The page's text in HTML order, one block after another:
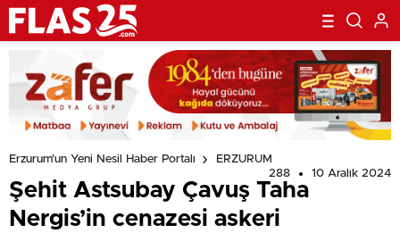
Erzurum'un Yeni Nesil Haber Portalı
ERZURUM
288
10 Aralık 2024
Şehit Astsubay Çavuş Taha
Nergis’in cenazesi askeri